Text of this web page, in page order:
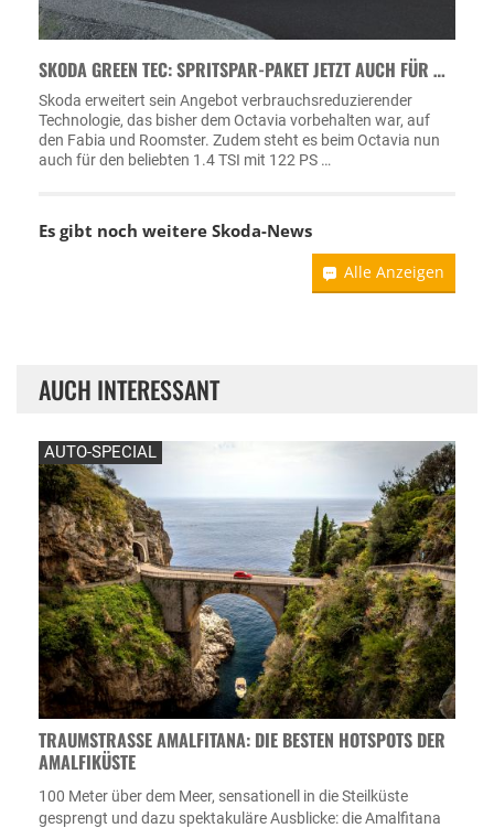
SKODA GREEN TEC: SPRITSPAR-PAKET JETZT AUCH FÜR …
Skoda erweitert sein Angebot verbrauchsreduzierender
Technologie, das bisher dem Octavia vorbehalten war, auf
den Fabia und Roomster. Zudem steht es beim Octavia nun
auch für den beliebten 1.4 TSI mit 122 PS …
Es gibt noch weitere Skoda-News
Alle Anzeigen
AUCH INTERESSANT
AUTO-SPECIAL
TRAUMSTRASSE AMALFITANA: DIE BESTEN HOTSPOTS DER A
MALFIKÜSTE
100 Meter über dem Meer, sensationell in die Steilküste
gesprengt und dazu spektakuläre Ausblicke: die Amalfitana